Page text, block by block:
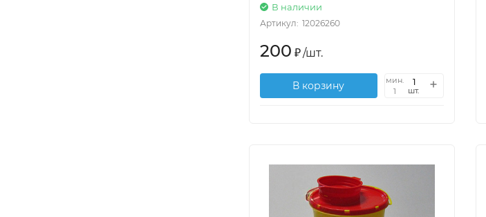
В наличии
Артикул: 12026260
200 ₽/шт.
В корзину
мин.
1
шт.